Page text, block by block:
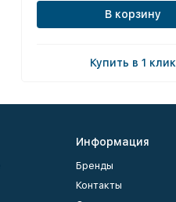
В корзину
Купить в 1 клик
Информация
Бренды
Контакты